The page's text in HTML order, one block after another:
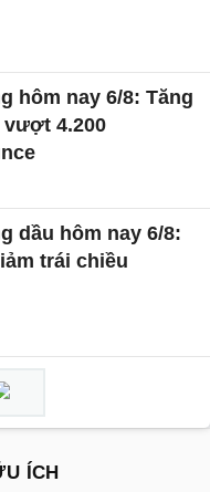
hôm nay 6/8: Tăng
vượt 4.200
dầu hôm nay 6/8:
trái chiều
ÍCH